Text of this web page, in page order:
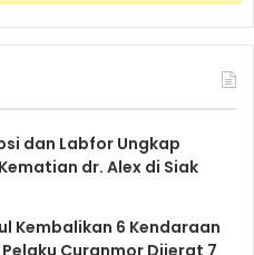
dan Labfor Ungkap
dr. Alex di Siak
Kembalikan 6 Kendaraan